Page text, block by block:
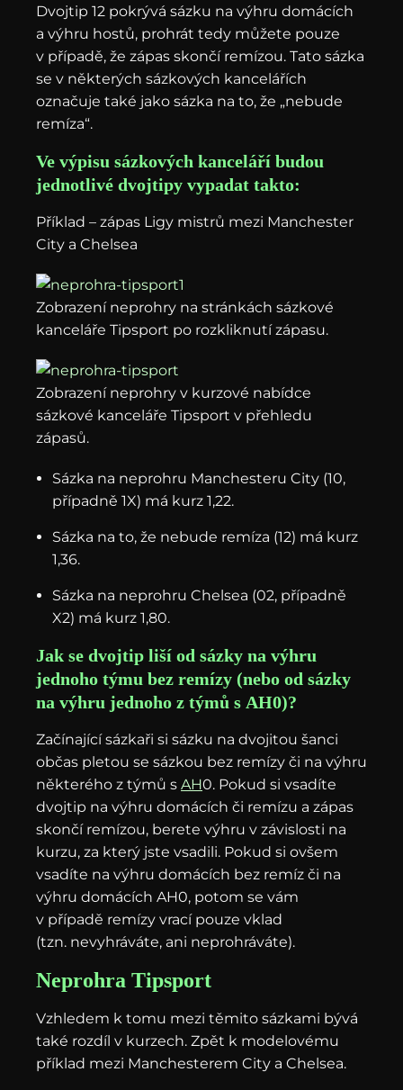
Dvojtip 12 pokrývá sázku na výhru domácích
a výhru hostů, prohrát tedy můžete pouze
v případě, že zápas skončí remízou. Tato sázka
se v některých sázkových kancelářích
označuje také jako sázka na to, že „nebude
remíza“.
Ve výpisu sázkových kanceláří budou
jednotlivé dvojtipy vypadat takto:
Příklad – zápas Ligy mistrů mezi Manchester
City a Chelsea
Zobrazení neprohry na stránkách sázkové
kanceláře Tipsport po rozkliknutí zápasu.
Zobrazení neprohry v kurzové nabídce
sázkové kanceláře Tipsport v přehledu
zápasů.
Sázka na neprohru Manchesteru City (10,
případně 1X) má kurz 1,22.
Sázka na to, že nebude remíza (12) má kurz
1,36.
Sázka na neprohru Chelsea (02, případně
X2) má kurz 1,80.
Jak se dvojtip liší od sázky na výhru
jednoho týmu bez remízy (nebo od sázky
na výhru jednoho z týmů s AH0)?
Začínající sázkaři si sázku na dvojitou šanci
občas pletou se sázkou bez remízy či na výhru
některého z týmů s AH0. Pokud si vsadíte
dvojtip na výhru domácích či remízu a zápas
skončí remízou, berete výhru v závislosti na
kurzu, za který jste vsadili. Pokud si ovšem
vsadíte na výhru domácích bez remíz či na
výhru domácích AH0, potom se vám
v případě remízy vrací pouze vklad
(tzn. nevyhráváte, ani neprohráváte).
Neprohra Tipsport
Vzhledem k tomu mezi těmito sázkami bývá
také rozdíl v kurzech. Zpět k modelovému
příklad mezi Manchesterem City a Chelsea.